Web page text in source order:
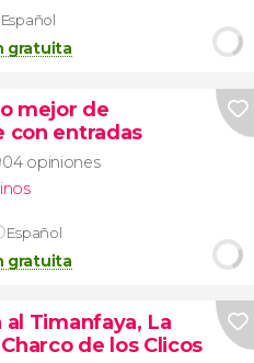
Español
gratuita
mejor de
con entradas
opiniones
Español
gratuita
al Timanfaya, La
de los Clicos